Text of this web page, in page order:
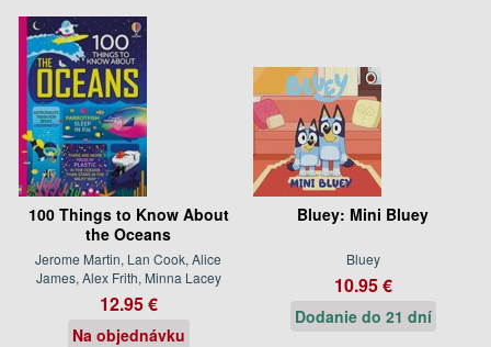
100 Things to Know About
the Oceans
Jerome Martin, Lan Cook, Alice
James, Alex Frith, Minna Lacey
12.95 €
Na objednávku
Bluey: Mini Bluey
Bluey
10.95 €
Dodanie do 21 dní